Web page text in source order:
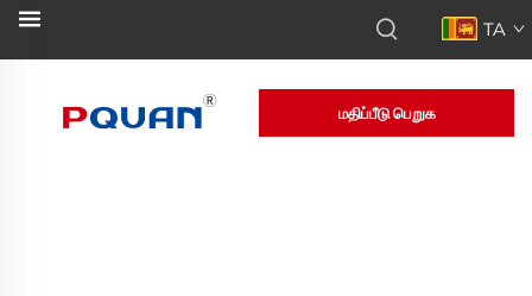
TA
மதிப்பீடு பெறுக